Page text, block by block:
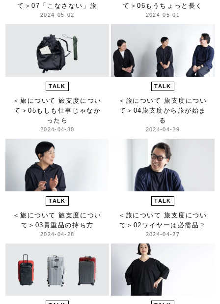
て＞07「こなさない」旅
2024-05-02
て＞06もうちょっと長く
2024-05-01
TALK
＜旅について 旅支度につい
て＞05もしも仕事じゃなか
ったら
2024-04-30
TALK
＜旅について 旅支度につい
て＞ 04旅支度から旅が始ま
る
2024-04-29
TALK
＜旅について 旅支度につい
て＞ 03貴重品の持ち方
2024-04-28
TALK
＜旅について 旅支度につい
て＞ 02ワイヤーは必需品？
2024-04-27